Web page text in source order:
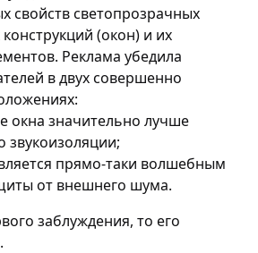
свойств светопрозрачных
(окон) и их
Реклама убедила
в двух совершенно
окна значительно лучше
звукоизоляции;
прямо-таки волшебным
от внешнего шума.
заблуждения, то его